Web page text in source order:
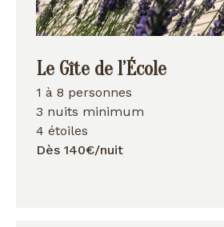
Le Gîte de l’École
1 à 8 personnes
3 nuits minimum
4 étoiles
Dès 140€/nuit